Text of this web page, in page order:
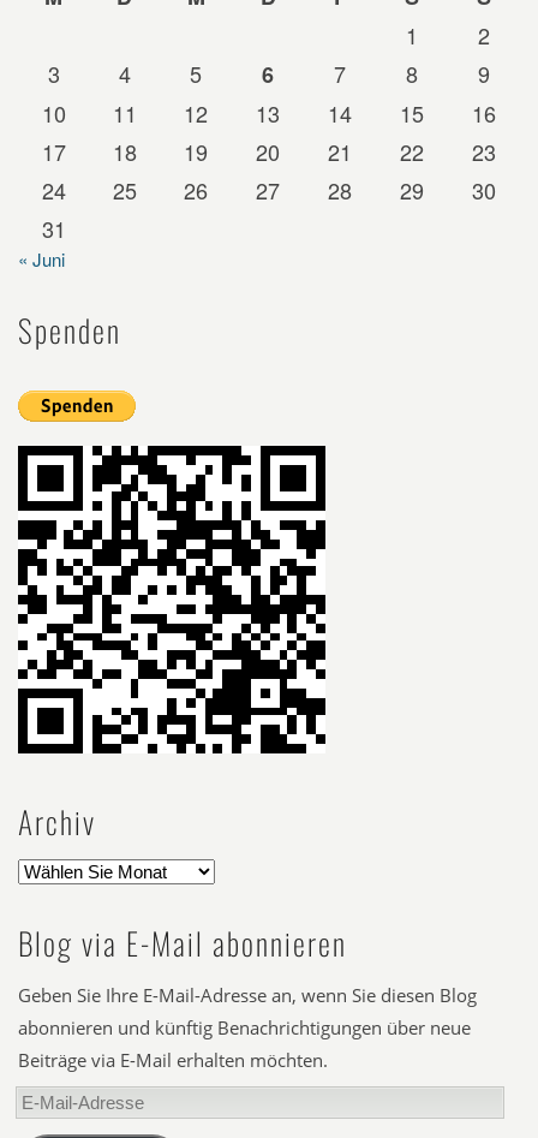
1
2
3
4 5 6 7 8
9
10
11 12 13 14 15
16
17
18 19 20 21 22
23
24
25 26 27 28 29
30
31
« Juni
Spenden
Archiv
Blog via E-Mail abonnieren
Geben Sie Ihre E-Mail-Adresse an, wenn Sie diesen Blog
abonnieren und künftig Benachrichtigungen über neue
Beiträge via E-Mail erhalten möchten.
E-
Mail-